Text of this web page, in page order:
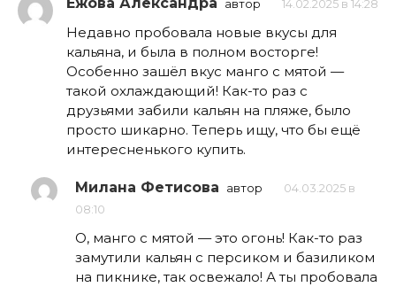
Ежова Александра автор 14.02.2025 в 14:28
Недавно пробовала новые вкусы для
кальяна, и была в полном восторге!
Особенно зашёл вкус манго с мятой —
такой охлаждающий! Как-то раз с
друзьями забили кальян на пляже, было
просто шикарно. Теперь ищу, что бы ещё
интересненького купить.
Милана Фетисова автор
04.03.2025 в
08:10
О, манго с мятой — это огонь! Как-то раз
замутили кальян с персиком и базиликом
на пикнике, так освежало! А ты пробовала